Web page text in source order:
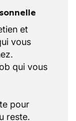
et
vous
qui vous
pour